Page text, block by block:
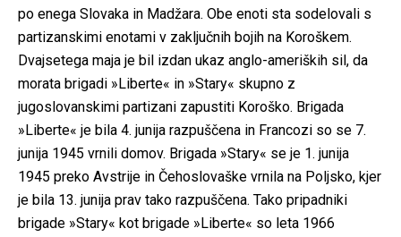
po enega Slovaka in Madžara. Obe enoti sta sodelovali s
partizanskimi enotami v zaključnih bojih na Koroškem.
Dvajsetega maja je bil izdan ukaz anglo-ameriških sil, da
morata brigadi »Liberte« in »Stary« skupno z
jugoslovanskimi partizani zapustiti Koroško. Brigada
»Liberte« je bila 4. junija razpuščena in Francozi so se 7.
junija 1945 vrnili domov. Brigada »Stary« se je 1. junija
1945 preko Avstrije in Čehoslovaške vrnila na Poljsko, kjer
je bila 13. junija prav tako razpuščena. Tako pripadniki
brigade »Stary« kot brigade »Liberte« so leta 1966